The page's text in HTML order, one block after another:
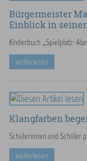
Bürgermeister
Einblick in
Kinderbuch „Spielplatz-
weiterlesen
Klangfarben
Schülerinnen und Schüler
weiterlesen